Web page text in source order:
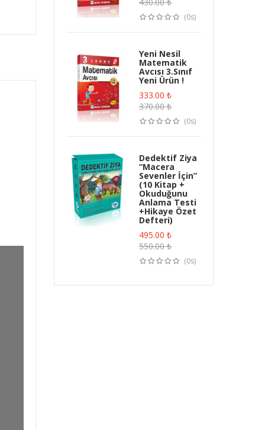
(0s)
Yeni Nesil
Matematik
Avcısı 3.Sınıf
Yeni Ürün !
333.00 ₺
370.00₺
(0s)
Dedektif Ziya
“Macera
Sevenler İçin”
(10 Kitap +
Okuduğunu
Anlama Testi
+Hikaye Özet
Defteri)
495.00 ₺
550.00₺
(0s)